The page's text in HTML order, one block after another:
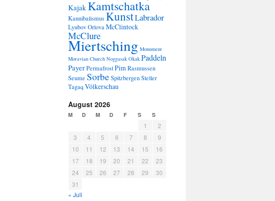
Kajak Kamtschatka
KannibalismusKunstLabrador
Lyubov Orlova McClintock
McClure
Miertsching Monument
Moravian Church Noggasak Okak Paddeln
PayerPermafrostPimRasmussen
Seume Sorbe SpitzbergenSteller
TagaqVölkerschau
August 2026
M D M D F S S
1
2
3
4 5 6 7 8
9
10
11 12 13 14 15
16
17
18 19 20 21 22
23
24
25 26 27 28 29
30
31
« Juli